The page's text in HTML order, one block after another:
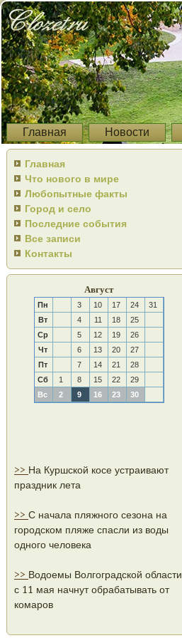
Главная Новости
Главная
Что нового в мире
Любопытные факты
Город и село
Последние события
Все записи
Контакты
Август
Пн 3 10 17 24
31
Вт
4 11 18
25
Ср
5 12 19
26
Чт
6 13 20
27
Пт
7 14 21
28
Сб
1 8 15 22
29
Вс
2 9 16 23 30
>> На Куршской косе устраивают
праздник лета
>> С начала пляжного сезона на
городском пляже спасли из воды
одного человека
>> Водоемы Волгоградской области
с 11 мая начнут обрабатывать от
комаров